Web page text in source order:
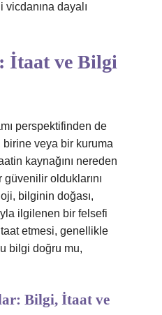
dayalı
İtaat ve Bilgi
perspektifinden de
veya bir kuruma
kaynağını nereden
güvenilir olduklarını
bilginin doğası,
ilgilenen bir felsefi
etmesi, genellikle
bilgi doğru mu,
Bilgi, İtaat ve